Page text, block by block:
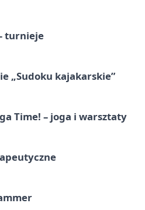
turnieje
„Sudoku kajakarskie”
Time! – joga i warsztaty